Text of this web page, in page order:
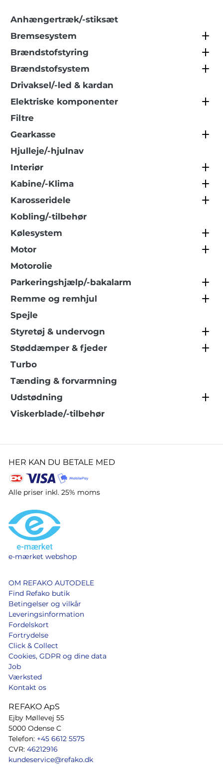
Anhængertræk/-stiksæt
Bremsesystem
Brændstofstyring
Brændstofsystem
Drivaksel/-led & kardan
Elektriske komponenter
Filtre
Gearkasse
Hjulleje/-hjulnav
Interiør
Kabine/-Klima
Karosseridele
Kobling/-tilbehør
Kølesystem
Motor
Motorolie
Parkeringshjælp/-bakalarm
Remme og remhjul
Spejle
Styretøj & undervogn
Støddæmper & fjeder
Turbo
Tænding & forvarmning
Udstødning
Viskerblade/-tilbehør
HER KAN DU BETALE MED
Alle priser inkl. 25% moms
e-mærket webshop
OM REFAKO AUTODELE
Find Refako butik
Betingelser og vilkår
Leveringsinformation
Fordelskort
Fortrydelse
Click & Collect
Cookies, GDPR og dine data
Job
Værksted
Kontakt os
REFAKO ApS
Ejby Møllevej 55
5000 Odense C
Telefon: +45 6612 5575
CVR: 46212916
kundeservice@refako.dk